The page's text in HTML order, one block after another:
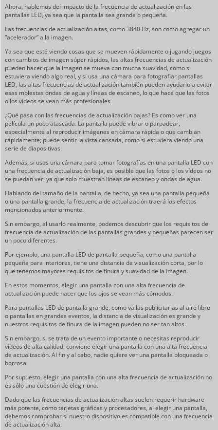
Ahora, hablemos del impacto de la frecuencia de actualización en las
pantallas LED, ya sea que la pantalla sea grande o pequeña.
Las frecuencias de actualización altas, como 3840 Hz, son como agregar un
“acelerador” a la imagen.
Ya sea que esté viendo cosas que se mueven rápidamente o jugando juegos
con cambios de imagen súper rápidos, las altas frecuencias de actualización
pueden hacer que la imagen se mueva con mucha suavidad, como si
estuviera viendo algo real, y si usa una cámara para fotografiar pantallas
LED, las altas frecuencias de actualización también pueden ayudarlo a evitar
esas molestas ondas de agua y líneas de escaneo, lo que hace que las fotos
o los videos se vean más profesionales.
¿Qué pasa con las frecuencias de actualización bajas? Es como ver una
película un poco atascada. La pantalla puede vibrar o parpadear,
especialmente al reproducir imágenes en cámara rápida o que cambian
rápidamente; puede sentir la vista cansada, como si estuviera viendo una
serie de diapositivas.
Además, si usas una cámara para tomar fotografías en una pantalla LED con
una frecuencia de actualización baja, es posible que las fotos o los vídeos no
se puedan ver, ya que solo muestran líneas de escaneo y ondas de agua.
Hablando del tamaño de la pantalla, de hecho, ya sea una pantalla pequeña
o una pantalla grande, la frecuencia de actualización traerá los efectos
mencionados anteriormente.
Sin embargo, al usarlo realmente, podemos descubrir que los requisitos de
frecuencia de actualización de las pantallas grandes y pequeñas parecen ser
un poco diferentes.
Por ejemplo, una pantalla LED de pantalla pequeña, como una pantalla
pequeña para interiores, tiene una distancia de visualización corta, por lo
que tenemos mayores requisitos de finura y suavidad de la imagen.
En estos momentos, elegir una pantalla con una alta frecuencia de
actualización puede hacer que los ojos se vean más cómodos.
Para pantallas LED de pantalla grande, como vallas publicitarias al aire libre
o pantallas en grandes eventos, la distancia de visualización es grande y
nuestros requisitos de finura de la imagen pueden no ser tan altos.
Sin embargo, si se trata de un evento importante o necesitas reproducir
vídeos de alta calidad, conviene elegir una pantalla con una alta frecuencia
de actualización. Al fin y al cabo, nadie quiere ver una pantalla bloqueada o
borrosa.
Por supuesto, elegir una pantalla con una alta frecuencia de actualización no
es sólo una cuestión de elegir una.
Dado que las frecuencias de actualización altas suelen requerir hardware
más potente, como tarjetas gráficas y procesadores, al elegir una pantalla,
debemos comprobar si nuestro dispositivo es compatible con una frecuencia
de actualización alta.